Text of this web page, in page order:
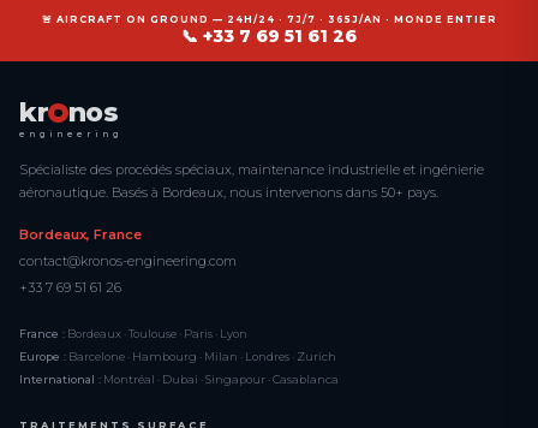
🚨 AIRCRAFT ON GROUND — 24H/24 · 7J/7 · 365J/AN · MONDE ENTIER
📞 +33 7 69 51 61 26
kr nos
engineering
Spécialiste des procédés spéciaux, maintenance industrielle et ingénierie
aéronautique. Basés à Bordeaux, nous intervenons dans 50+ pays.
Bordeaux, France
contact@kronos-engineering.com
+33 7 69 51 61 26
France : Bordeaux · Toulouse · Paris · Lyon
Europe : Barcelone · Hambourg · Milan · Londres · Zurich
International : Montréal · Dubai · Singapour · Casablanca
TRAITEMENTS SURFACE